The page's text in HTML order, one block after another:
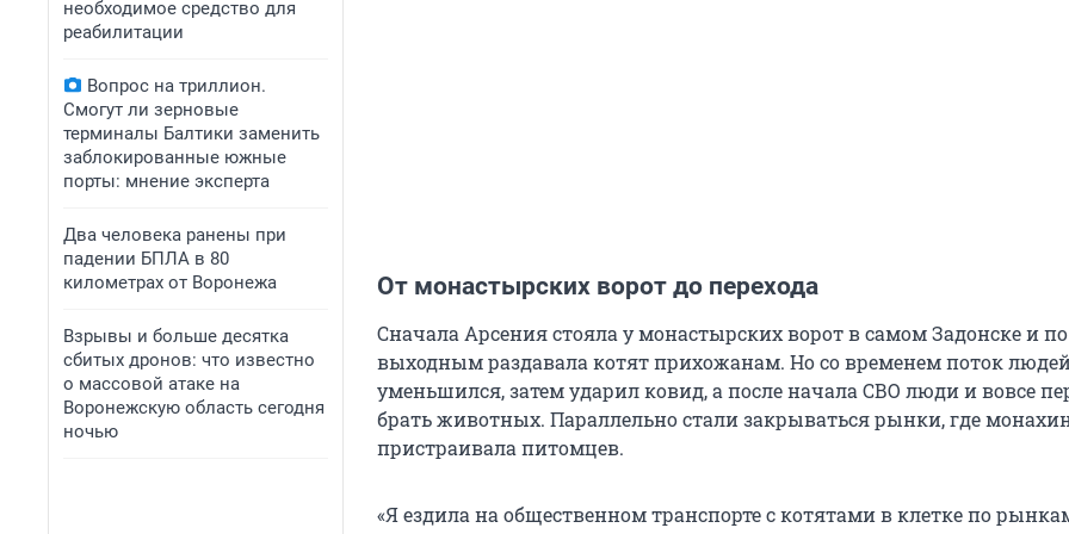
необходимое средство для
реабилитации
Вопрос на триллион.
Смогут ли зерновые
терминалы Балтики заменить
заблокированные южные
порты: мнение эксперта
Два человека ранены при
падении БПЛА в 80
километрах от Воронежа
Взрывы и больше десятка
сбитых дронов: что известно
о массовой атаке на
Воронежскую область сегодня
ночью
От монастырских ворот до перехода
Сначала Арсения стояла у монастырских ворот в самом Задонске и по
выходным раздавала котят прихожанам. Но со временем поток
уменьшился, затем ударил ковид, а после начала СВО люди и вовсе
брать животных. Параллельно стали закрываться рынки, где
пристраивала питомцев.
«Я ездила на общественном транспорте с котятами в клетке по